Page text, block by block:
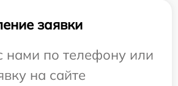
заявки
нами по телефону или
на сайте